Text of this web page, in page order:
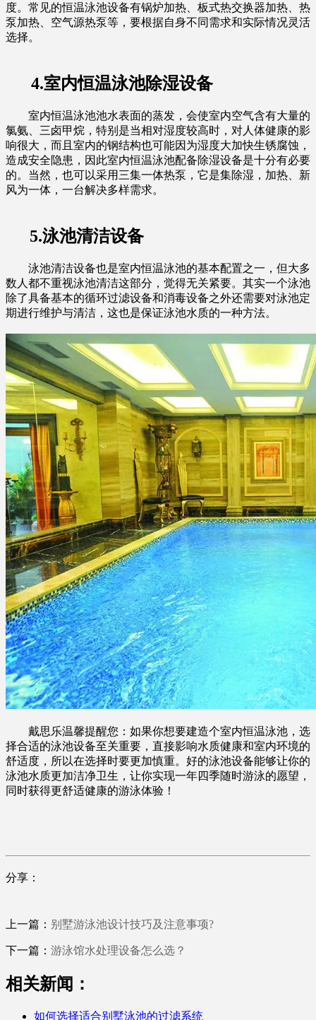
度。常见的恒温泳池设备有锅炉加热、板式热交换器加热、热
泵加热、空气源热泵等，要根据自身不同需求和实际情况灵活
选择。
4.室内恒温泳池除湿设备
室内恒温泳池池水表面的蒸发，会使室内空气含有大量的
氯氨、三卤甲烷，特别是当相对湿度较高时，对人体健康的影
响很大，而且室内的钢结构也可能因为湿度大加快生锈腐蚀，
造成安全隐患，因此室内恒温泳池配备除湿设备是十分有必要
的。当然，也可以采用三集一体热泵，它是集除湿，加热、新
风为一体，一台解决多样需求。
5.泳池清洁设备
泳池清洁设备也是室内恒温泳池的基本配置之一，但大多
数人都不重视泳池清洁这部分，觉得无关紧要。其实一个泳池
除了具备基本的循环过滤设备和消毒设备之外还需要对泳池定
期进行维护与清洁，这也是保证泳池水质的一种方法。
戴思乐温馨提醒您：如果你想要建造个室内恒温泳池，选
择合适的泳池设备至关重要，直接影响水质健康和室内环境的
舒适度，所以在选择时要更加慎重。好的泳池设备能够让你的
泳池水质更加洁净卫生，让你实现一年四季随时游泳的愿望，
同时获得更舒适健康的游泳体验！
分享：
上一篇： 别墅游泳池设计技巧及注意事项?
下一篇： 游泳馆水处理设备怎么选？
相关新闻：
如何选择适合别墅泳池的过滤系统